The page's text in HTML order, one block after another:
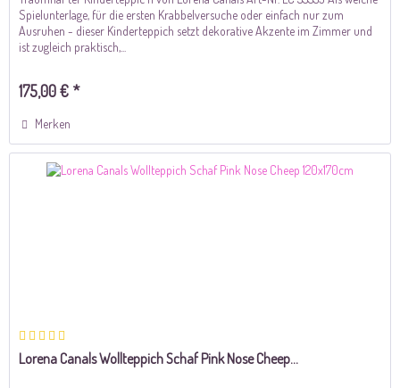
Spielunterlage, für die ersten Krabbelversuche oder einfach nur zum
Ausruhen - dieser Kinderteppich setzt dekorative Akzente im Zimmer und
ist zugleich praktisch,...
175,00 € *
Merken
Lorena Canals Wollteppich Schaf Pink Nose Cheep...